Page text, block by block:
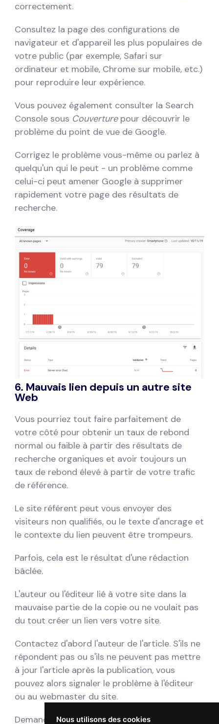
Nous utilisons des cookies
correctement.
Consultez la page des configurations de
navigateur et d'appareil les plus populaires de
votre public (par exemple, Safari sur
ordinateur et mobile, Chrome sur mobile, etc.)
pour reproduire leur expérience.
Vous pouvez également consulter la Search
Console sous Couverturepour découvrir le
problème du point de vue de Google.
Corrigez le problème vous-même ou parlez à
quelqu'un qui le peut - un problème comme
celui-ci peut amener Google à supprimer
rapidement votre page des résultats de
recherche.
6. Mauvais lien depuis un autre site
Web
Vous pourriez tout faire parfaitement de
votre côté pour obtenir un taux de rebond
normal ou faible à partir des résultats de
recherche organiques et avoir toujours un
taux de rebond élevé à partir de votre trafic
de référence.
Le site référent peut vous envoyer des
visiteurs non qualifiés, ou le texte d'ancrage et
le contexte du lien peuvent être trompeurs.
Parfois, cela est le résultat d'une rédaction
bâclée.
L'auteur ou l'éditeur lié à votre site dans la
mauvaise partie de la copie ou ne voulait pas
du tout créer un lien vers votre site.
Contactez d'abord l'auteur de l'article. S'ils ne
répondent pas ou s'ils ne peuvent pas mettre
à jour l'article après la publication, vous
pouvez alors signaler le problème à l'éditeur
ou au webmaster du site.
Demandez-leur poliment de supprimer le lien